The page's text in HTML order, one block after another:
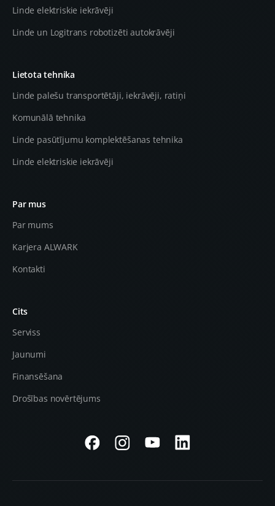
Linde elektriskie iekrāvēji
Linde un Logitrans robotizēti autokrāvēji
Lietota tehnika
Linde palešu transportētāji, iekrāvēji, ratiņi
Komunālā tehnika
Linde pasūtījumu komplektēšanas tehnika
Linde elektriskie iekrāvēji
Par mus
Par mums
Karjera ALWARK
Kontakti
Cits
Serviss
Jaunumi
Finansēšana
Drošības novērtējums